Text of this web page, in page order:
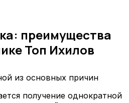
преимущества
Топ Ихилов
из основных причин
получение однократной